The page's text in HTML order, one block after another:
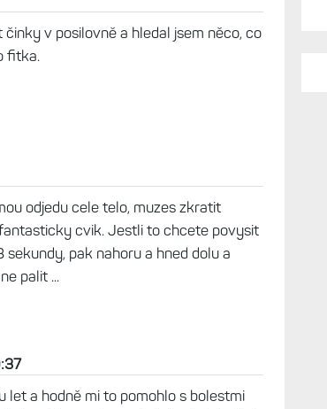
v posilovně a hledal jsem něco, co
fitka.
odjedu cele telo, muzes zkratit
cvik. Jestli to chcete povysit
pak nahoru a hned dolu a
palit ...
let a hodně mi to pomohlo s bolestmi